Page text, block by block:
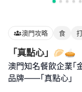
澳門攻略 食
「真點心」🥟🥧
澳門知名餐飲企業｢
品牌——｢真點心｣